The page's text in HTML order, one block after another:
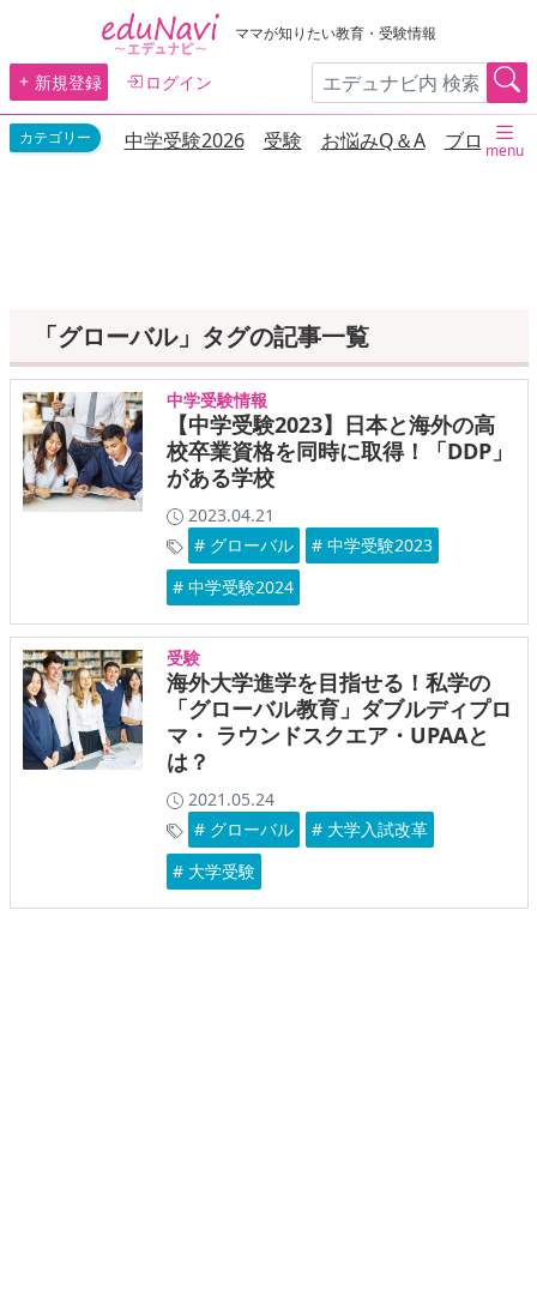
ママが知りたい教育・受験情報
新規登録 ログイン
中学受験2026 受験 お悩みQ＆A ブログmenu
「グローバル」タグの記事一覧
中学受験情報
【中学受験2023】日本と海外の高
校卒業資格を同時に取得！「DDP」
がある学校
2023.04.21
# グローバル
# 中学受験2023
# 中学受験2024
受験
海外大学進学を目指せる！私学の
「グローバル教育」ダブルディプロ
マ・ ラウンドスクエア・UPAAと
は？
2021.05.24
# グローバル
# 大学入試改革
# 大学受験